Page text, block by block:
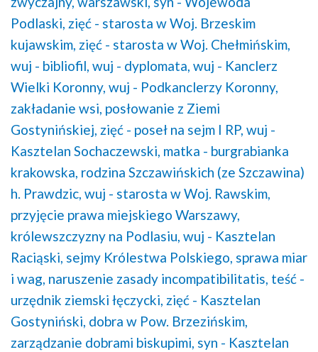
Podlaski, zięć - starosta w Woj. Brzeskim
kujawskim, zięć - starosta w Woj. Chełmińskim,
wuj - bibliofil, wuj - dyplomata, wuj - Kanclerz
Wielki Koronny, wuj - Podkanclerzy Koronny,
zakładanie wsi, posłowanie z Ziemi
Gostynińskiej, zięć - poseł na sejm I RP, wuj -
Kasztelan Sochaczewski, matka - burgrabianka
krakowska, rodzina Szczawińskich (ze Szczawina)
h. Prawdzic, wuj - starosta w Woj. Rawskim,
przyjęcie prawa miejskiego Warszawy,
królewszczyzny na Podlasiu, wuj - Kasztelan
Raciąski, sejmy Królestwa Polskiego, sprawa miar
i wag, naruszenie zasady incompatibilitatis, teść -
urzędnik ziemski łęczycki, zięć - Kasztelan
Gostyniński, dobra w Pow. Brzezińskim,
zarządzanie dobrami biskupimi, syn - Kasztelan